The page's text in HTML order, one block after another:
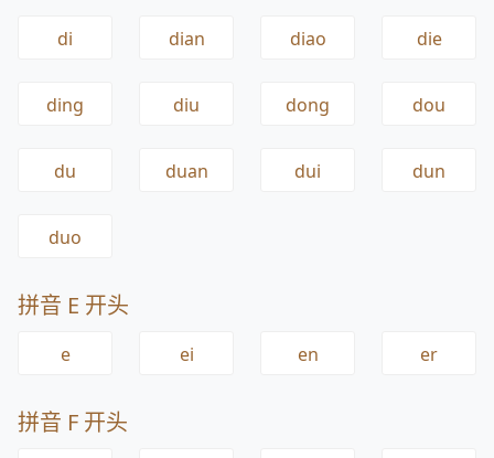
di dian diao die
ding diu dong dou
du duan dui dun
duo
拼音 E 开头
e ei en er
拼音 F 开头